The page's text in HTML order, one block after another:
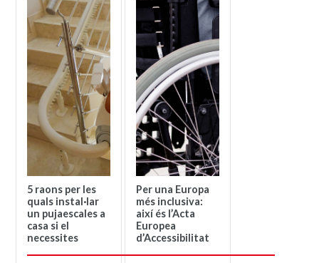
5 raons per les
quals instal·lar
un pujaescales a
casa si el
necessites
Per una Europa
més inclusiva:
així és l’Acta
Europea
d’Accessibilitat